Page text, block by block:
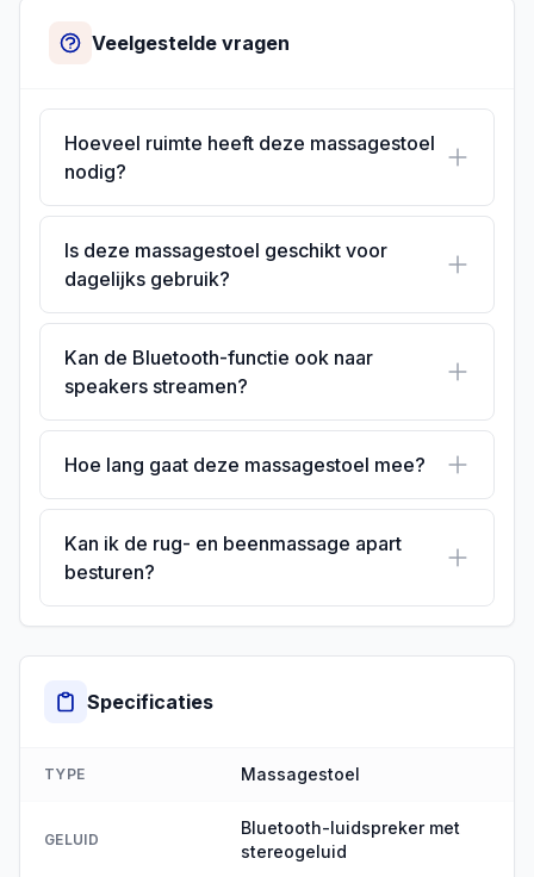
Veelgestelde vragen
Hoeveel ruimte heeft deze massagestoel
nodig?
Is deze massagestoel geschikt voor
dagelijks gebruik?
Kan de Bluetooth-functie ook naar
speakers streamen?
Hoe lang gaat deze massagestoel mee?
Kan ik de rug- en beenmassage apart
besturen?
Specificaties
TYPE Massagestoel
GELUID
Bluetooth-luidspreker met
stereogeluid